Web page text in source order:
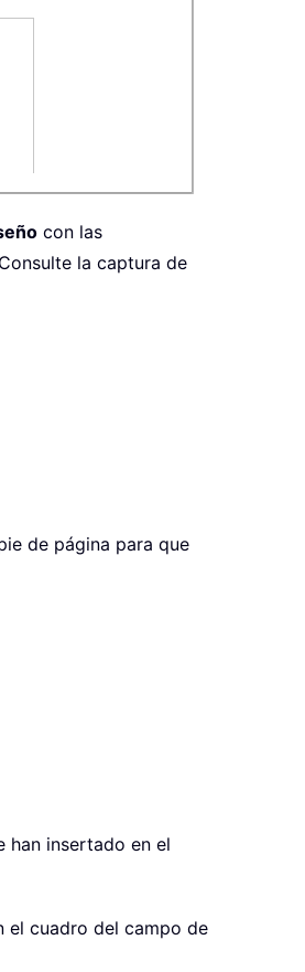
con las
la captura de
de página para que
han insertado en el
el cuadro del campo de